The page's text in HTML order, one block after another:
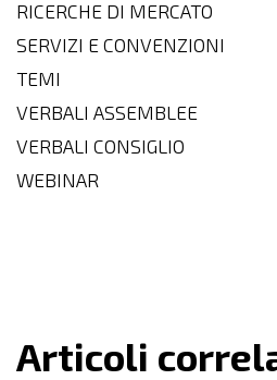
RICERCHE DI MERCATO
SERVIZI E CONVENZIONI
TEMI
VERBALI ASSEMBLEE
VERBALI CONSIGLIO
WEBINAR
Articoli